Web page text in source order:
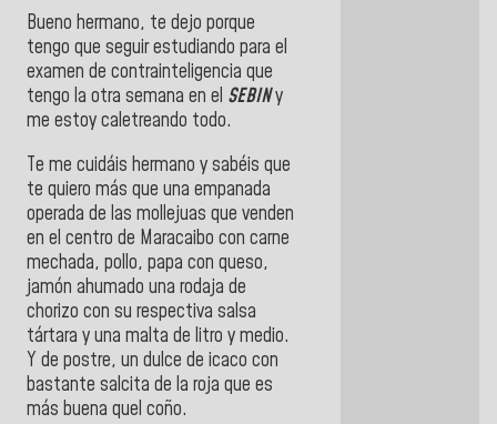
Bueno hermano, te dejo porque
tengo que seguir estudiando para el
examen de contrainteligencia que
tengo la otra semana en el SEBINy
me estoy caletreando todo.
Te me cuidáis hermano y sabéis que
te quiero más que una empanada
operada de las mollejuas que venden
en el centro de Maracaibo con carne
mechada, pollo, papa con queso,
jamón ahumado una rodaja de
chorizo con su respectiva salsa
tártara y una malta de litro y medio.
Y de postre, un dulce de icaco con
bastante salcita de la roja que es
más buena quel coño.